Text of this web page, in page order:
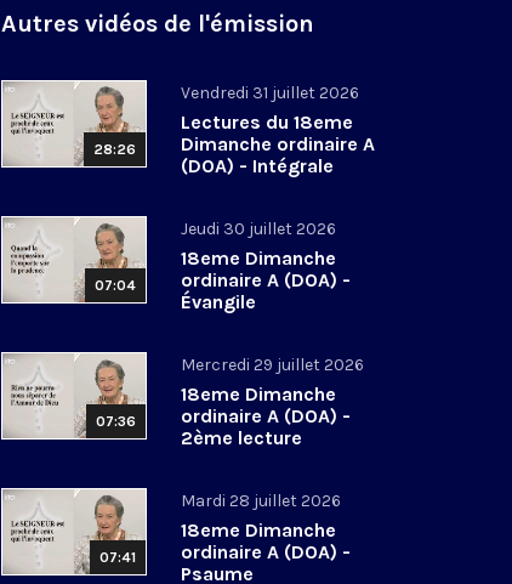
Autres vidéos de l'émission
28:26
Vendredi 31 juillet 2026
Lectures du 18eme
Dimanche ordinaire A
(DOA) - Intégrale
07:04
Jeudi 30 juillet 2026
18eme Dimanche
ordinaire A (DOA) -
Évangile
07:36
Mercredi 29 juillet 2026
18eme Dimanche
ordinaire A (DOA) -
2ème lecture
07:41
Mardi 28 juillet 2026
18eme Dimanche
ordinaire A (DOA) -
Psaume